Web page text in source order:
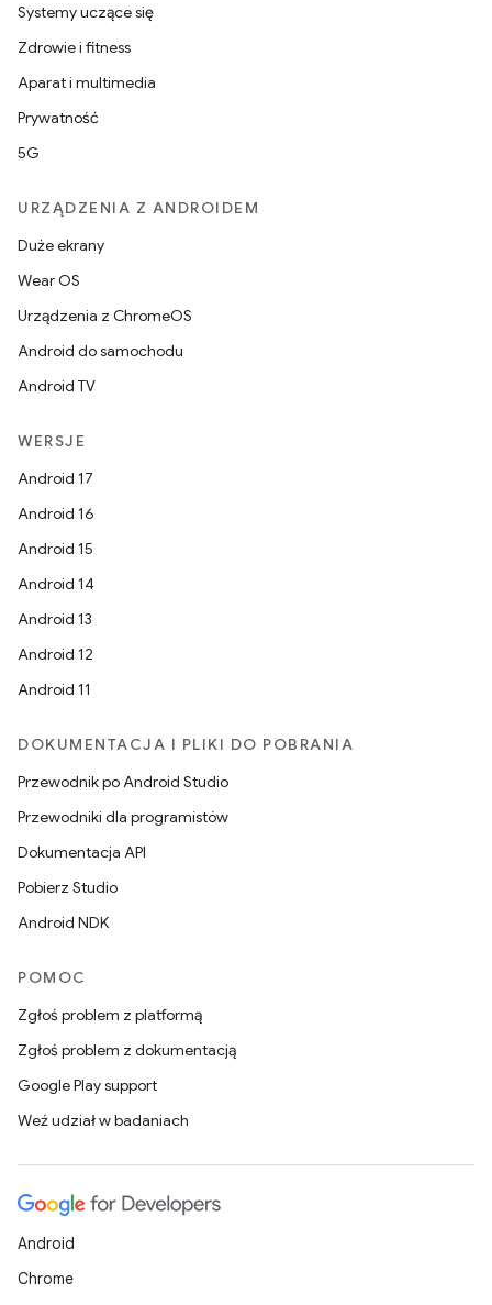
Systemy uczące się
Zdrowie i fitness
Aparat i multimedia
Prywatność
5G
URZĄDZENIA Z ANDROIDEM
Duże ekrany
Wear OS
Urządzenia z ChromeOS
Android do samochodu
Android TV
WERSJE
Android 17
Android 16
Android 15
Android 14
Android 13
Android 12
Android 11
DOKUMENTACJA I PLIKI DO POBRANIA
Przewodnik po Android Studio
Przewodniki dla programistów
Dokumentacja API
Pobierz Studio
Android NDK
POMOC
Zgłoś problem z platformą
Zgłoś problem z dokumentacją
Google Play support
Weź udział w badaniach
Android
Chrome